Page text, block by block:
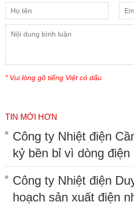
* Vui lòng gõ tiếng Việt có dấu
TIN MỚI HƠN
Công ty Nhiệt điện
kỷ bền bỉ vì dòng điện
Công ty Nhiệt điện
hoạch sản xuất điện